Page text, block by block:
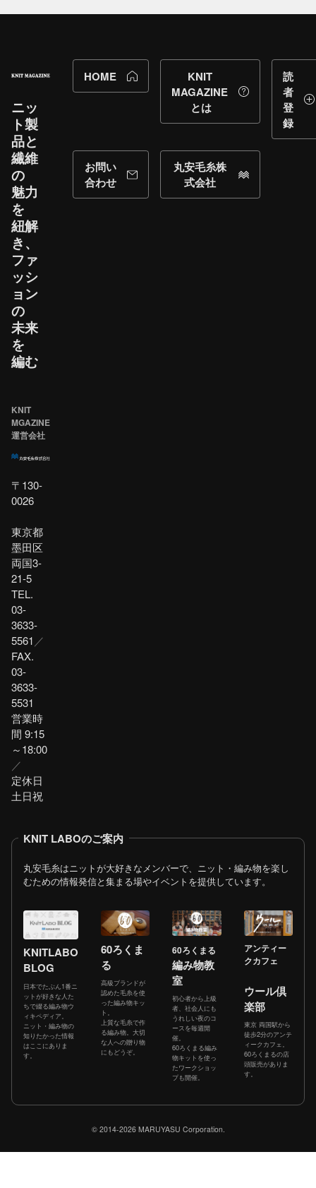
ニッ
ト製
品と​
繊維
の​
魅力
を​
紐解
き、​
ファ
ッシ
ョン
の​
未来
を​
編む
HOME
KNIT
MAGAZINE
とは
読
者
登
録
お問い
合わせ
丸安毛糸株
式会社
KNIT
MGAZINE
運営会社
〒130-
0026
東京都
墨田区
両国3-
21-5
TEL.
03-
3633-
5561 ／
FAX.
03-
3633-
5531
営業時
間 9:15
～18:00
／
定休日
土日祝
KNIT LABOのご案内
丸安毛糸はニットが大好きなメンバーで、ニット・編み物を楽し
むための情報発信と集まる場やイベントを提供しています。
KNITLABO
BLOG
日本でたぶん1番ニ
ットが好きな人た
ちで綴る編み物ウ
ィキペディア。
ニット・編み物の
知りたかった情報
はここにありま
す。
60ろくま
る
高級ブランドが
認めた毛糸を使
った編み物キッ
ト。
上質な毛糸で作
る編み物。大切
な人への贈り物
にもどうぞ。
60ろくまる
編み物教
室
初心者から上級
者、社会人にも
うれしい夜のコ
ースを毎週開
催。
60ろくまる編み
物キットを使っ
たワークショッ
プも開催。
アンティー
クカフェ
ウール倶
楽部
東京 両国駅から
徒歩2分のアンテ
ィークカフェ。
60ろくまるの店
頭販売がありま
す。
© 2014-2026 MARUYASU Corporation.